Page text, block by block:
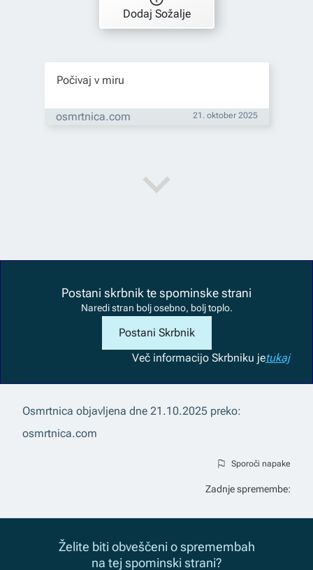
Dodaj Sožalje
Počivaj v miru
osmrtnica.com 21. oktober 2025
Postani skrbnik te spominske strani
Naredi stran bolj osebno, bolj toplo.
Postani Skrbnik
Več informacijo Skrbniku jetukaj
Osmrtnica objavljena dne 21.10.2025 preko:
osmrtnica.com
Sporoči napake
Zadnje spremembe:
Želite biti obveščeni o spremembah
na tej spominski strani?